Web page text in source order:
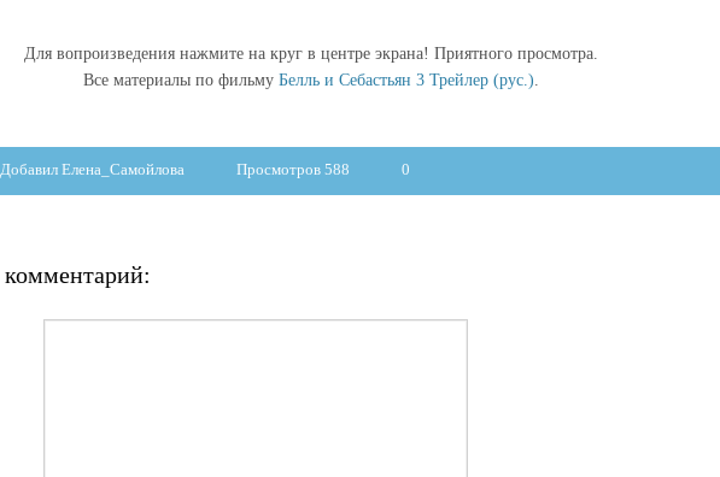
Для вопроизведения нажмите на круг в центре экрана! Приятного просмотра.
Все материалы по фильму Белль и Себастьян 3 Трейлер (рус.).
Добавил Елена_Самойлова Просмотров 588 0
комментарий: